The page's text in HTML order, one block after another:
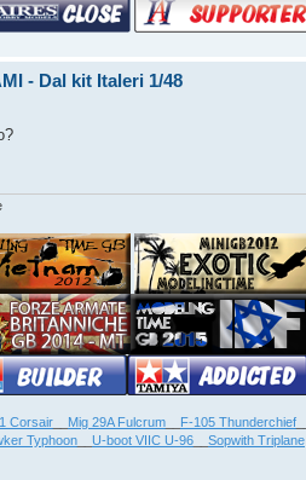
- Dal kit Italeri 1/48
Corsair Mig 29A Fulcrum F-105 Thunderchief
Typhoon U-boot VIIC U-96 Sopwith Triplane